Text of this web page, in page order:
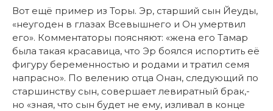
Вот ещё пример из Торы. Эр, старший сын Йеуды,
«неугоден в глазах Всевышнего и Он умертвил
его». Комментаторы поясняют: «жена его Тамар
была такая красавица, что Эр боялся испортить её
фигуру беременностью и родами и тратил семя
напрасно». По велению отца Онан, следующий по
старшинству сын, совершает левиратный брак,-
но «зная, что сын будет не ему, изливал в конце